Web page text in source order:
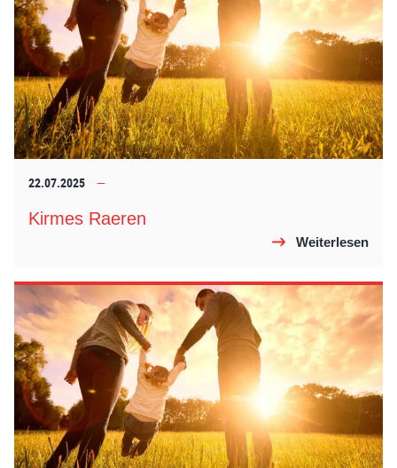
22.07.2025
Kirmes Raeren
Weiterlesen